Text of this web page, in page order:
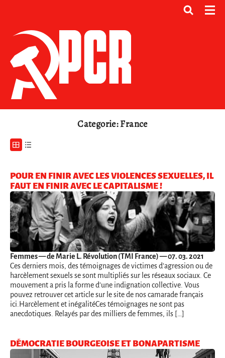
Categorie: France
POUR EN FINIR AVEC LES VIOLENCES SEXUELLES, IL
FAUT EN FINIR AVEC LE CAPITALISME !
Femmes— de Marie L. Révolution (TMI France) — 07. 03. 2021
Ces derniers mois, des témoignages de victimes d’agression ou de
harcèlement sexuels se sont multipliés sur les réseaux sociaux. Ce
mouvement a pris la forme d’une indignation collective. Vous
pouvez retrouver cet article sur le site de nos camarade français
ici.Harcèlement et inégalitéCes témoignages ne sont pas
anecdotiques. Relayés par des milliers de femmes, ils […]
DÉMOCRATIE BOURGEOISE ET BONAPARTISME